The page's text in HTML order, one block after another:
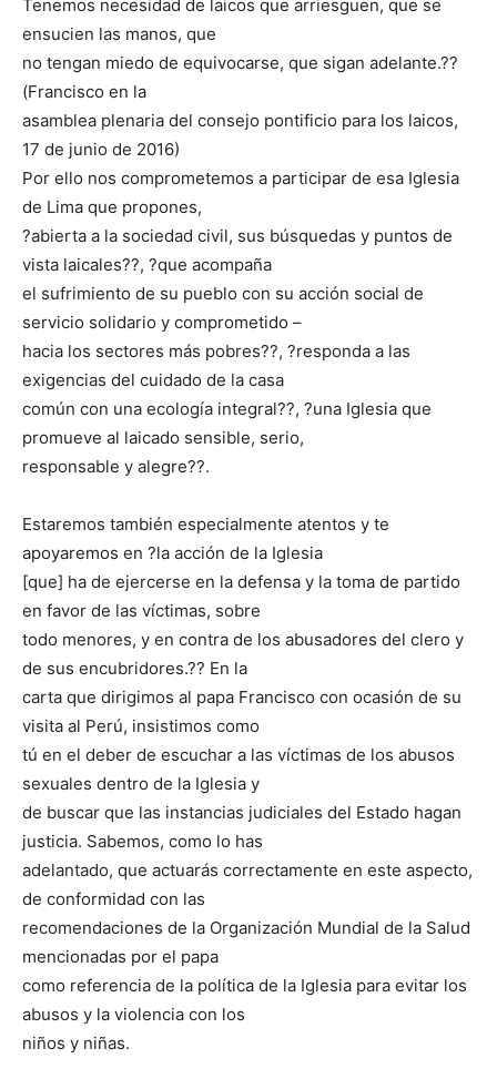
Tenemos necesidad de laicos que arriesguen, que se
ensucien las manos, que
no tengan miedo de equivocarse, que sigan adelante.??
(Francisco en la
asamblea plenaria del consejo pontificio para los laicos,
17 de junio de 2016)
Por ello nos comprometemos a participar de esa Iglesia
de Lima que propones,
?abierta a la sociedad civil, sus búsquedas y puntos de
vista laicales??, ?que acompaña
el sufrimiento de su pueblo con su acción social de
servicio solidario y comprometido –
hacia los sectores más pobres??, ?responda a las
exigencias del cuidado de la casa
común con una ecología integral??, ?una Iglesia que
promueve al laicado sensible, serio,
responsable y alegre??.
Estaremos también especialmente atentos y te
apoyaremos en ?la acción de la Iglesia
[que] ha de ejercerse en la defensa y la toma de partido
en favor de las víctimas, sobre
todo menores, y en contra de los abusadores del clero y
de sus encubridores.?? En la
carta que dirigimos al papa Francisco con ocasión de su
visita al Perú, insistimos como
tú en el deber de escuchar a las víctimas de los abusos
sexuales dentro de la Iglesia y
de buscar que las instancias judiciales del Estado hagan
justicia. Sabemos, como lo has
adelantado, que actuarás correctamente en este aspecto,
de conformidad con las
recomendaciones de la Organización Mundial de la Salud
mencionadas por el papa
como referencia de la política de la Iglesia para evitar los
abusos y la violencia con los
niños y niñas.